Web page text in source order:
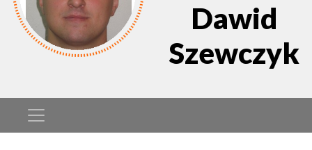
Dawid
Szewczyk